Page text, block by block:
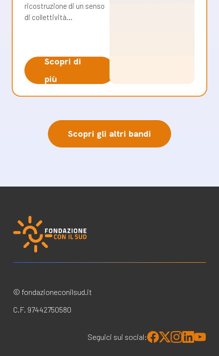
ricostruzione di un senso
di collettività…
Scopri di
più
Scopri gli altri bandi
© fondazioneconilsud.it
C.F. 97442750580
Seguici sui social: